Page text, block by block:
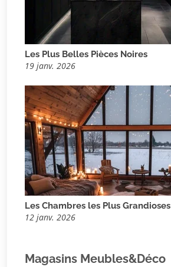
Les Plus Belles Pièces Noires
19 janv. 2026
Les Chambres les Plus Grandioses
12 janv. 2026
Magasins Meubles&Déco